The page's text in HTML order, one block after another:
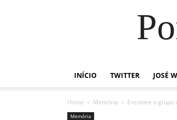
INÍCIO TWITTER JOSÉ
Home Memória Encontre o grupo
Memória